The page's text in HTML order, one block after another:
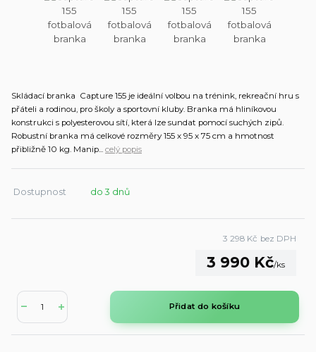
Skládací branka Capture 155 je ideální volbou na trénink, rekreační hru s
přáteli a rodinou, pro školy a sportovní kluby. Branka má hliníkovou
konstrukci s polyesterovou sítí, která lze sundat pomocí suchých zipů.
Robustní branka má celkové rozměry 155 x 95 x 75 cm a hmotnost
přibližně 10 kg. Manip... celý popis
Dostupnost do 3 dnů
3 990 Kč/ks
3 298 Kč bez DPH
Přidat do košíku